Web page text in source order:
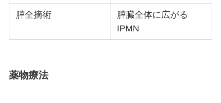
膵全摘術
膵臓全体に広がる
IPMN
薬物療法